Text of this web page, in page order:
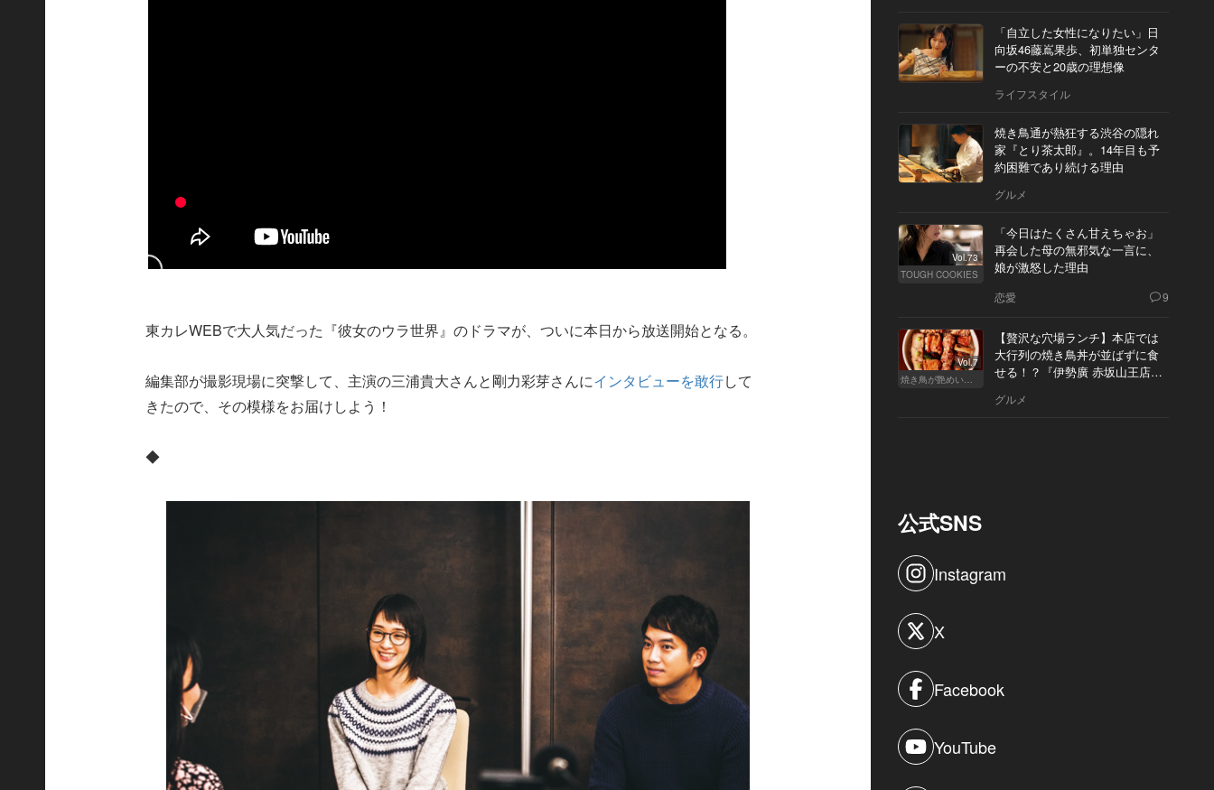
東カレWEBで大人気だった『彼女のウラ世界』のドラマが、ついに本日から放送開始となる。
編集部が撮影現場に突撃して、主演の三浦貴大さんと剛力彩芽さんにインタビューを敢行して
きたので、その模様をお届けしよう！
◆
「自立した女性になりたい」日
向坂46藤嶌果歩、初単独センタ
ーの不安と20歳の理想像
ライフスタイル
焼き鳥通が熱狂する渋谷の隠れ
家『とり茶太郎』。14年目も予
約困難であり続ける理由
グルメ
Vol.73
TOUGH COOKIES
「今日はたくさん甘えちゃお」
再会した母の無邪気な一言に、
娘が激怒した理由
恋愛 9
Vol.7
焼き鳥が艶めいてきた
【贅沢な穴場ランチ】本店では
大行列の焼き鳥丼が並ばずに食
せる！？『伊勢廣 赤坂山王店』
グルメ
公式SNS
Instagram
X
Facebook
YouTube